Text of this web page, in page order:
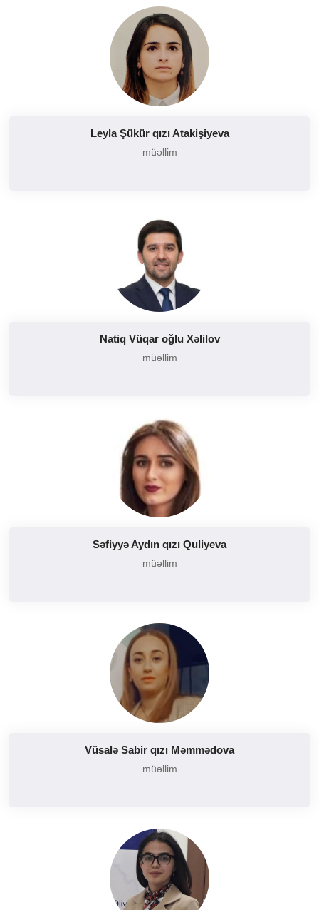
Leyla Şükür qızı Atakişiyeva
müəllim
Natiq Vüqar oğlu Xəlilov
müəllim
Səfiyyə Aydın qızı Quliyeva
müəllim
Vüsalə Sabir qızı Məmmədova
müəllim